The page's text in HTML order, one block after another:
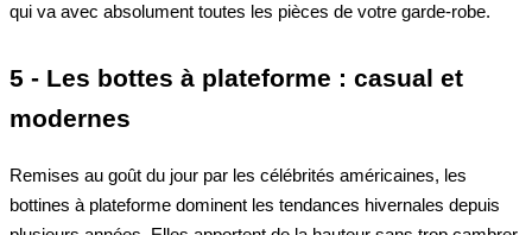
qui va avec absolument toutes les pièces de votre garde-robe.
5 - Les bottes à plateforme : casual et
modernes
Remises au goût du jour par les célébrités américaines, les
bottines à plateforme dominent les tendances hivernales depuis